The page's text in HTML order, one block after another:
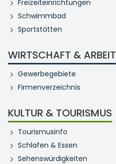
Freizeiteinrichtungen
Schwimmbad
Sportstätten
WIRTSCHAFT & ARBEIT
Gewerbegebiete
Firmenverzeichnis
KULTUR & TOURISMUS
Tourismusinfo
Schlafen & Essen
Sehenswürdigkeiten